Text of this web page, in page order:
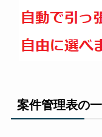
案件管理表の